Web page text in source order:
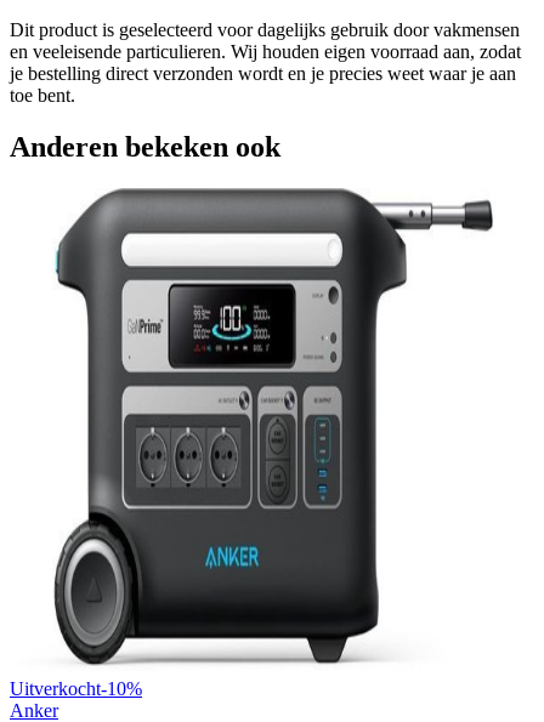
Dit product is geselecteerd voor dagelijks gebruik door vakmensen
en veeleisende particulieren. Wij houden eigen voorraad aan, zodat
je bestelling direct verzonden wordt en je precies weet waar je aan
toe bent.
Anderen bekeken ook
Uitverkocht-10%
Anker